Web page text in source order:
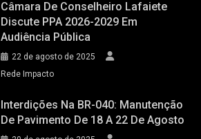
Câmara De Conselheiro Lafaiete
Discute PPA 2026-2029 Em
Audiência Pública
22 de agosto de 2025
Rede Impacto
Interdições Na BR-040: Manutenção
De Pavimento De 18 A 22 De Agosto